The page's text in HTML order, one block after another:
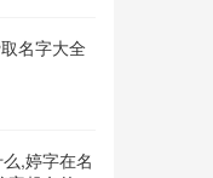
名字大全
,婷字在名